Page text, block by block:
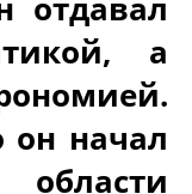
а
он начал